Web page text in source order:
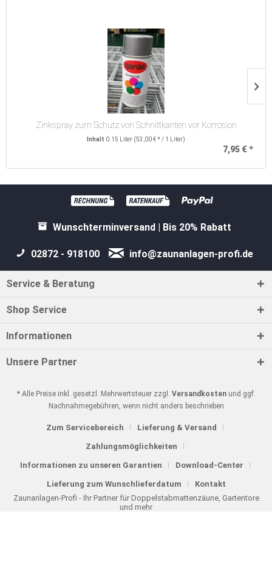
Zinkspray zum Schutz von Schnittkanten vor Korrosion
Inhalt 0.15 Liter (53,00 € * / 1 Liter)
7,95 € *
Wunschterminversand | Bis 20% Rabatt
02872 - 918100 info@zaunanlagen-profi.de
Service & Beratung
Shop Service
Informationen
Unsere Partner
* Alle Preise inkl. gesetzl. Mehrwertsteuer zzgl. Versandkostenund ggf.
Nachnahmegebühren, wenn nicht anders beschrieben
Zum Servicebereich Lieferung & Versand
Zahlungsmöglichkeiten
Informationen zu unseren Garantien Download-Center
Lieferung zum Wunschlieferdatum
Kontakt
Zaunanlagen-Profi - Ihr Partner für Doppelstabmattenzäune, Gartentore
und mehr